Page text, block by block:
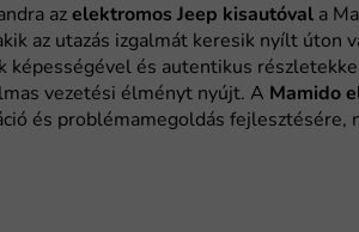
azelektromos Jeep kisautóval a
az utazás izgalmát keresik nyílt úton
képességével és autentikus
vezetési élményt nyújt. A Mamido
és problémamegoldás